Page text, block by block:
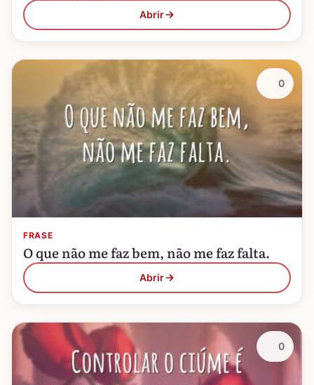
Abrir
FRASE
O que não me faz bem, não me faz falta.
Abrir
0
0